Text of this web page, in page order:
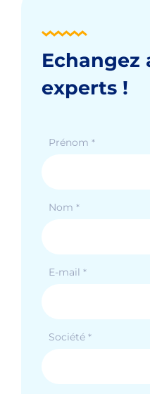
Echangez
experts !
Prénom *
Nom *
E-mail *
Société *